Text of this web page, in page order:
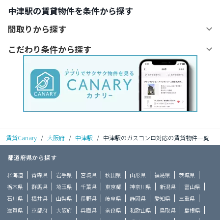
中津駅の賃貸物件を条件から探す
間取りから探す
こだわり条件から探す
賃貸Canary / 大阪府 / 中津駅 / 中津駅のガスコンロ対応の賃貸物件一覧
都道府県から探す
北海道 青森県 岩手県 宮城県 秋田県 山形県 福島県
茨城県
栃木県
群馬県 埼玉県 千葉県 東京都 神奈川県 新潟県
富山県
石川県
福井県 山梨県 長野県 岐阜県 静岡県 愛知県
三重県
滋賀県
京都府 大阪府 兵庫県 奈良県 和歌山県 鳥取県
島根県